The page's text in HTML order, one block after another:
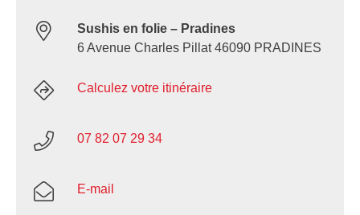
Sushis en folie – Pradines
6 Avenue Charles Pillat 46090 PRADINES
Calculez votre itinéraire
07 82 07 29 34
E-mail